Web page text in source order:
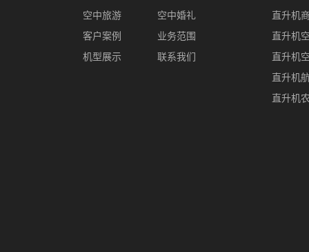
空中旅游
空中婚礼
客户案例
业务范围
机型展示
联系我们
直升机
直升机
直升机
直升机
直升机